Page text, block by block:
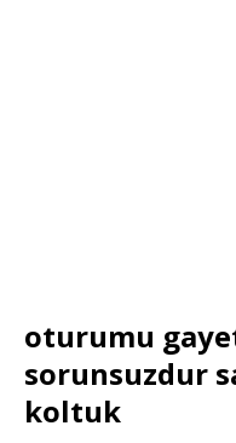
oturumu
sorunsuzdur
koltuk